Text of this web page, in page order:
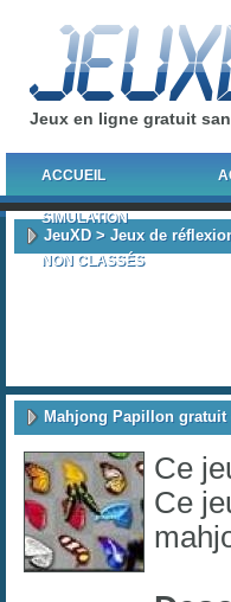
Jeux en ligne gratuit
ACCUEIL
SIMULATION
NON CLASSÉS
JeuXD> Jeux de
Mahjong Papillon gratuit
Ce
Ce